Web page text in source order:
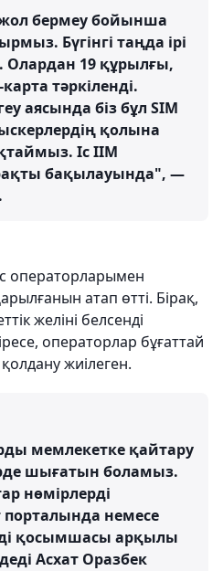
жол бермеу бойынша
Бүгінгі таңда ірі
19 құрылғы,
тәркіленді.
аясында біз бұл SIM
қолына
Іс ІІМ
бақылауында", —
операторларымен
атап өтті. Бірақ,
желіні белсенді
операторлар бұғаттай
жиілеген.
мемлекетке қайтару
шығатын боламыз.
нөмірлерді
порталында немесе
қосымшасы арқылы
Асхат Оразбек